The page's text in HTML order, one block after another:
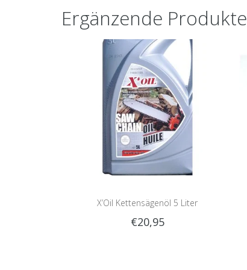
Ergänzende Produkte
X’Oil Kettensägenöl 5 Liter
€20,95